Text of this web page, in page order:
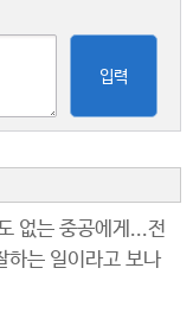
입력
없는 중공에게...전
는 일이라고 보나